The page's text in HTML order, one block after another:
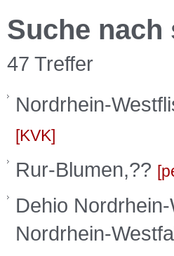
Suche nach
47 Treffer
Nordrhein-
KVK
Rur-Blumen,??
Dehio
Nordrhein-